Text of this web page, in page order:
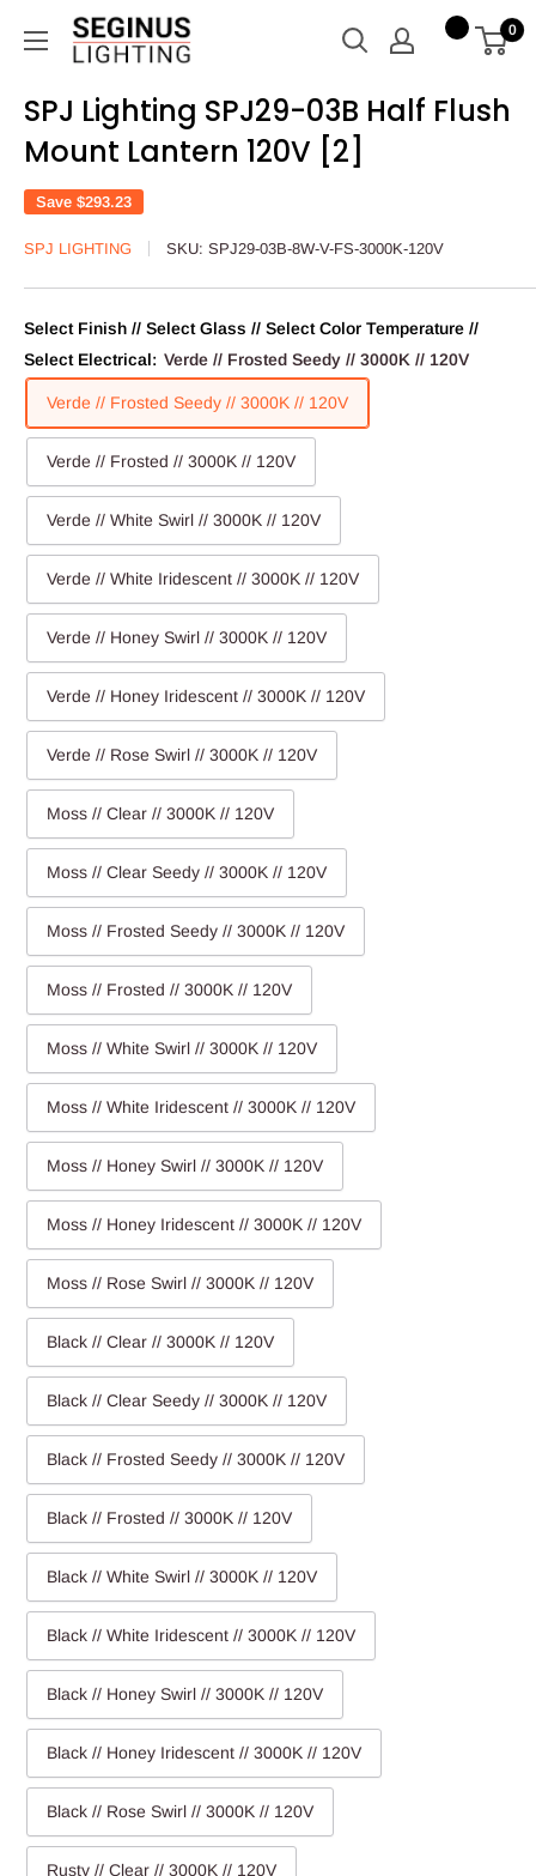
Seginus
Lighting
0
SPJ Lighting SPJ29-03B Half Flush
Mount Lantern 120V [2]
Save $293.23
SPJ LIGHTING SKU: SPJ29-03B-8W-V-FS-3000K-120V
Select Finish // Select Glass // Select Color Temperature //
Select Electrical: Verde // Frosted Seedy // 3000K // 120V
Verde // Frosted Seedy // 3000K // 120V
Verde // Frosted // 3000K // 120V
Verde // White Swirl // 3000K // 120V
Verde // White Iridescent // 3000K // 120V
Verde // Honey Swirl // 3000K // 120V
Verde // Honey Iridescent // 3000K // 120V
Verde // Rose Swirl // 3000K // 120V
Moss // Clear // 3000K // 120V
Moss // Clear Seedy // 3000K // 120V
Moss // Frosted Seedy // 3000K // 120V
Moss // Frosted // 3000K // 120V
Moss // White Swirl // 3000K // 120V
Moss // White Iridescent // 3000K // 120V
Moss // Honey Swirl // 3000K // 120V
Moss // Honey Iridescent // 3000K // 120V
Moss // Rose Swirl // 3000K // 120V
Black // Clear // 3000K // 120V
Black // Clear Seedy // 3000K // 120V
Black // Frosted Seedy // 3000K // 120V
Black // Frosted // 3000K // 120V
Black // White Swirl // 3000K // 120V
Black // White Iridescent // 3000K // 120V
Black // Honey Swirl // 3000K // 120V
Black // Honey Iridescent // 3000K // 120V
Black // Rose Swirl // 3000K // 120V
Rusty // Clear // 3000K // 120V